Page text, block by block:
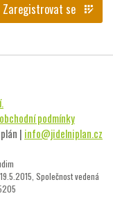
Zaregistrovat se app_registration
podmínky
| info@jidelniplan.cz
Společnost vedená